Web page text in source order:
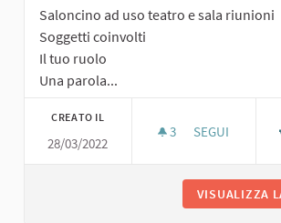
Saloncino ad uso teatro e sala riunioni
Soggetti coinvolti
Il tuo ruolo
Una parola...
CREATO IL
28/03/2022
3 3 SOSTENITORI
SEGUI
VISUALIZZA